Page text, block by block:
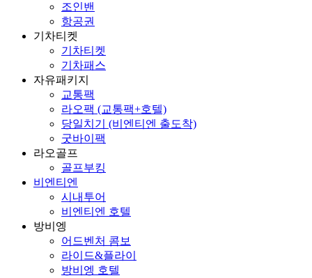
조인밴
항공권
기차티켓
기차티켓
기차패스
자유패키지
교통팩
라오팩 (교통팩+호텔)
당일치기 (비엔티엔 출도착)
굿바이팩
라오골프
골프부킹
비엔티엔
시내투어
비엔티엔 호텔
방비엥
어드벤처 콤보
라이드&플라이
방비엥 호텔